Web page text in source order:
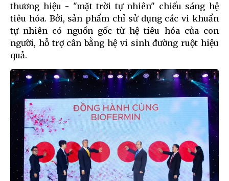
thương hiệu - "mặt trời tự nhiên" chiếu sáng hệ
tiêu hóa. Bởi, sản phẩm chỉ sử dụng các vi khuẩn
tự nhiên có nguồn gốc từ hệ tiêu hóa của con
người, hỗ trợ cân bằng hệ vi sinh đường ruột hiệu
quả.